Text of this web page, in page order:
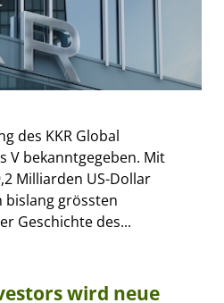
des KKR Global
V bekanntgegeben. Mit
Milliarden US-Dollar
bislang grössten
Geschichte des...
wird neue